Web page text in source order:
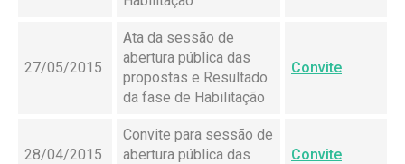
27/05/2015
Ata da sessão de
abertura pública das
propostas e Resultado
da fase de Habilitação
Convite
28/04/2015
Convite para sessão de
abertura pública das
Convite